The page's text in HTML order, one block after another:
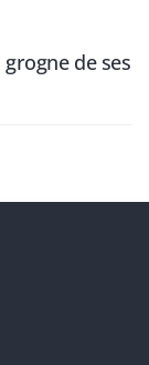
de ses